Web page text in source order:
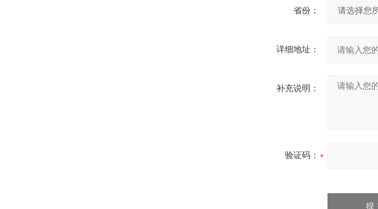
省份：
详细地址：
补充说明：
验证码：